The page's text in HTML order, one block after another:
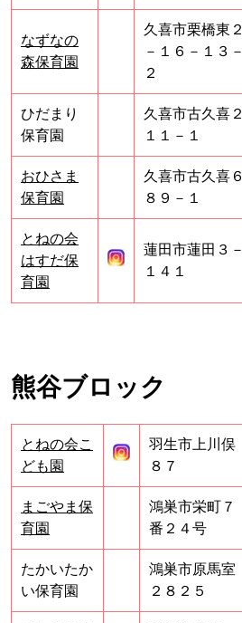
なずなの
森保育園
久喜市栗橋東２
－１６－１３－
２
ひだまり
保育園
久喜市古久喜２
１１－１
おひさま
保育園
久喜市古久喜６
８９－１
とねの会
はすだ保
育園
蓮田市蓮田３－
１４１
熊谷ブロック
とねの会こ
ども園
羽生市上川俣
８７
まごやま保
育園
鴻巣市栄町７
番２４号
たかいたか
い保育園
鴻巣市原馬室
２８２５